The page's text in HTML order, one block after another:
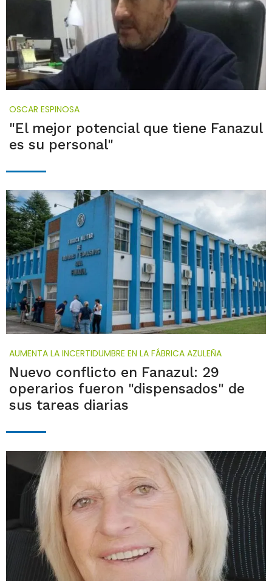
OSCAR ESPINOSA
"El mejor potencial que tiene Fanazul
es su personal"
AUMENTA LA INCERTIDUMBRE EN LA FÁBRICA AZULEÑA
Nuevo conflicto en Fanazul: 29
operarios fueron "dispensados" de
sus tareas diarias